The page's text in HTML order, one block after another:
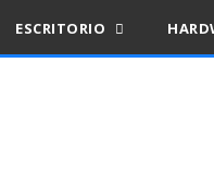
ESCRITORIO